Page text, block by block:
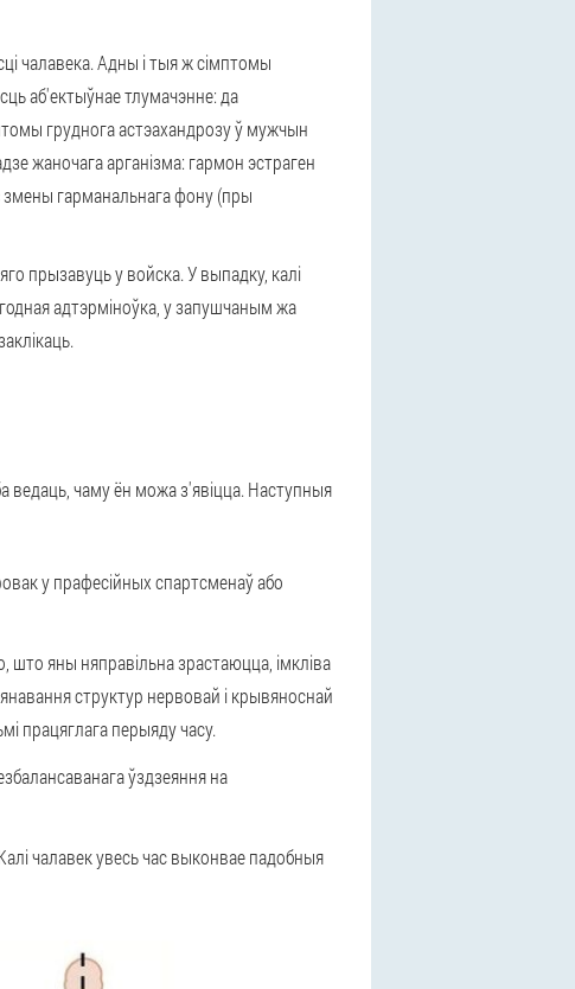
чалавека. Адны і тыя ж сімптомы
аб'ектыўнае тлумачэнне: да
груднога астэахандрозу ў мужчын
жаночага арганізма: гармон эстраген
змены гарманальнага фону (пры
прызавуць у войска. У выпадку, калі
адтэрміноўка, у запушчаным жа
ведаць, чаму ён можа з'явіцца. Наступныя
у прафесійных спартсменаў або
што яны няправільна зрастаюцца, імкліва
структур нервовай і крывяноснай
працяглага перыяду часу.
ўздзеяння на
чалавек увесь час выконвае падобныя